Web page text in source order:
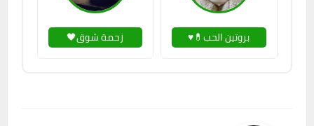
بروتين الحب💊♥ زحمة شوق🖤